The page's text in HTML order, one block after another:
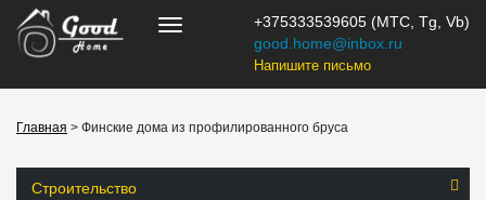
+375333539605 (МТС, Tg, Vb)
good.home@inbox.ru
Напишите письмо
Главная > Финские дома из профилированного бруса
Строительство